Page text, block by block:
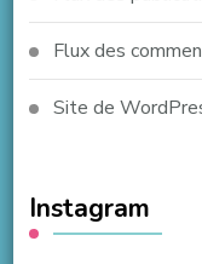
Flux des
Site de
Instagram